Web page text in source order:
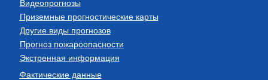
Видеопрогнозы
Приземные прогностические карты
Другие виды прогнозов
Прогноз пожароопасности
Экстренная информация
Фактические данные